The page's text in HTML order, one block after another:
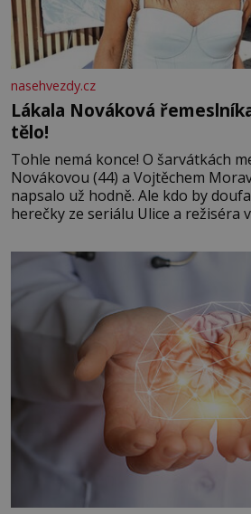
nasehvezdy.cz
Lákala Nováková
tělo!
Tohle nemá konce! O šarvátkách
Novákovou (44) a Vojtěchem
napsalo už hodně. Ale kdo by
herečky ze seriálu Ulice a režiséra